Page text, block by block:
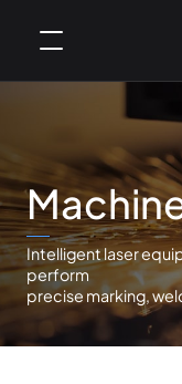
Intelligent laser
perform
precise marking,